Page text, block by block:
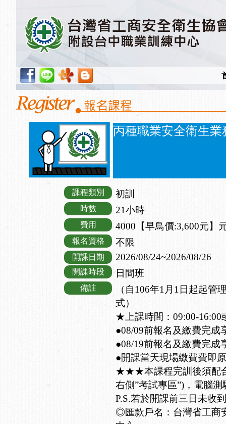
丙種職業安全衛生業
課程類別 初訓
時數 21小時
費用 4000【早鳥價:3,600元】
報名資格 不限
開課日期 2026/08/24~2026/08/26
開課時段 日間班
備註
（自106年1月1日起起管
式）
★上課時間：09:00-16:00
●08/09前報名及繳費完成
●08/19前報名及繳費完成
●開課當天現場繳費費即
★★★本課程完訓後須配
右側”考試專區”)，電腦
P.S.若於開課前三日未收
◎匯款戶名：台灣省工商